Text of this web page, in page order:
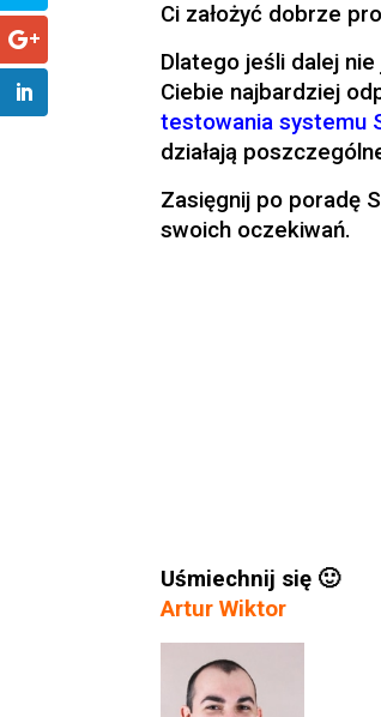
Ci założyć dobrze
Dlatego jeśli dalej
Ciebie najbardziej
testowania systemu
działają
Zasięgnij po poradę
swoich oczekiwań.
Uśmiechnij się 🙂
Artur Wiktor